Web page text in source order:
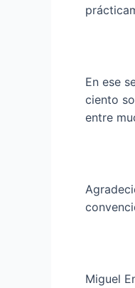
En ese
ciento
entre
Miguel